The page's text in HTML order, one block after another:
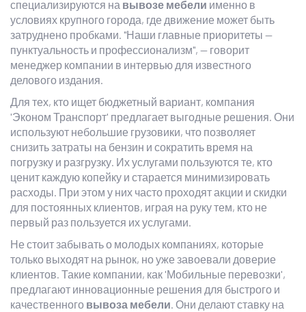
специализируются на вывозе мебели именно в
условиях крупного города, где движение может быть
затруднено пробками. "Наши главные приоритеты —
пунктуальность и профессионализм", — говорит
менеджер компании в интервью для известного
делового издания.
Для тех, кто ищет бюджетный вариант, компания
'Эконом Транспорт' предлагает выгодные решения. Они
используют небольшие грузовики, что позволяет
снизить затраты на бензин и сократить время на
погрузку и разгрузку. Их услугами пользуются те, кто
ценит каждую копейку и старается минимизировать
расходы. При этом у них часто проходят акции и скидки
для постоянных клиентов, играя на руку тем, кто не
первый раз пользуется их услугами.
Не стоит забывать о молодых компаниях, которые
только выходят на рынок, но уже завоевали доверие
клиентов. Такие компании, как 'Мобильные перевозки',
предлагают инновационные решения для быстрого и
качественного вывоза мебели. Они делают ставку на